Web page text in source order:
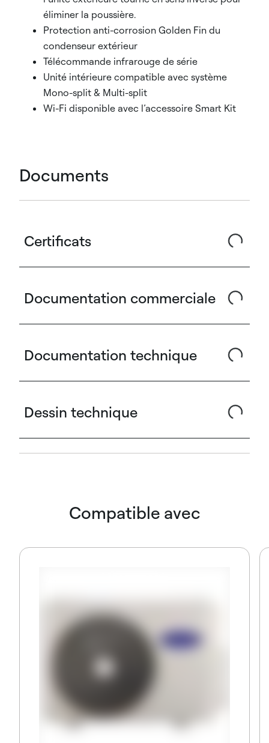
éliminer la poussière.
Protection anti-corrosion Golden Fin du
condenseur extérieur
Télécommande infrarouge de série
Unité intérieure compatible avec système
Mono-split & Multi-split
Wi-Fi disponible avec l’accessoire Smart Kit
Documents
Certificats
Documentation commerciale
Documentation technique
Dessin technique
Compatible avec